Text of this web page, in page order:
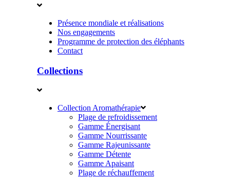
Présence mondiale et réalisations
Nos engagements
Programme de protection des éléphants
Contact
Collections
Collection Aromathérapie
Plage de refroidissement
Gamme Énergisant
Gamme Nourrissante
Gamme Rajeunissante
Gamme Détente
Gamme Apaisant
Plage de réchauffement